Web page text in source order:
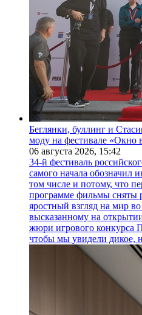
Беглянки, буллинг и
моду на фестивале «Окно
06 августа 2026, 15:42
34-й фестиваль
самого начала обозначил
том числе и потому, что
программе фильмы
яростный взгляд на мир
высказанному на
жюри игрового конкурса
чтобы мы увидели дикое,